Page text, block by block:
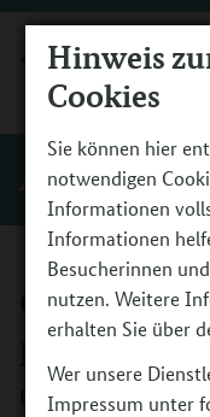
Hinweis
Cookies
Sie können hier
notwendigen
Informationen
Informationen
Besucherinnen
nutzen. Weitere
erhalten Sie über
Wer unsere
Impressum unter
Datum30.04.2024